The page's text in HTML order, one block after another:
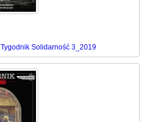
Tygodnik Solidarność 3_2019